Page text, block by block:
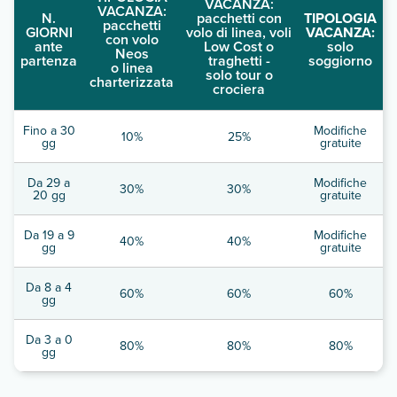
N.
GIORNI
ante
partenza
VACANZA:
pacchetti
con volo
Neos
o linea
charterizzata
pacchetti con
volo di linea, voli
Low Cost o
traghetti -
solo tour o
crociera
TIPOLOGIA
VACANZA:
solo
soggiorno
Fino a 30
gg 10% 25% Modifiche
gratuite
Da 29 a
20 gg 30% 30% Modifiche
gratuite
Da 19 a 9
gg 40% 40% Modifiche
gratuite
Da 8 a 4
gg 60% 60% 60%
Da 3 a 0
gg 80% 80% 80%